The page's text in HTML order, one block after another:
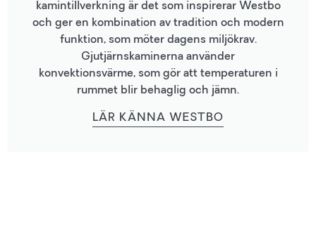
kamintillverkning är det som inspirerar Westbo
och ger en kombination av tradition och modern
funktion, som möter dagens miljökrav.
Gjutjärnskaminerna använder
konvektionsvärme, som gör att temperaturen i
rummet blir behaglig och jämn.
LÄR KÄNNA WESTBO